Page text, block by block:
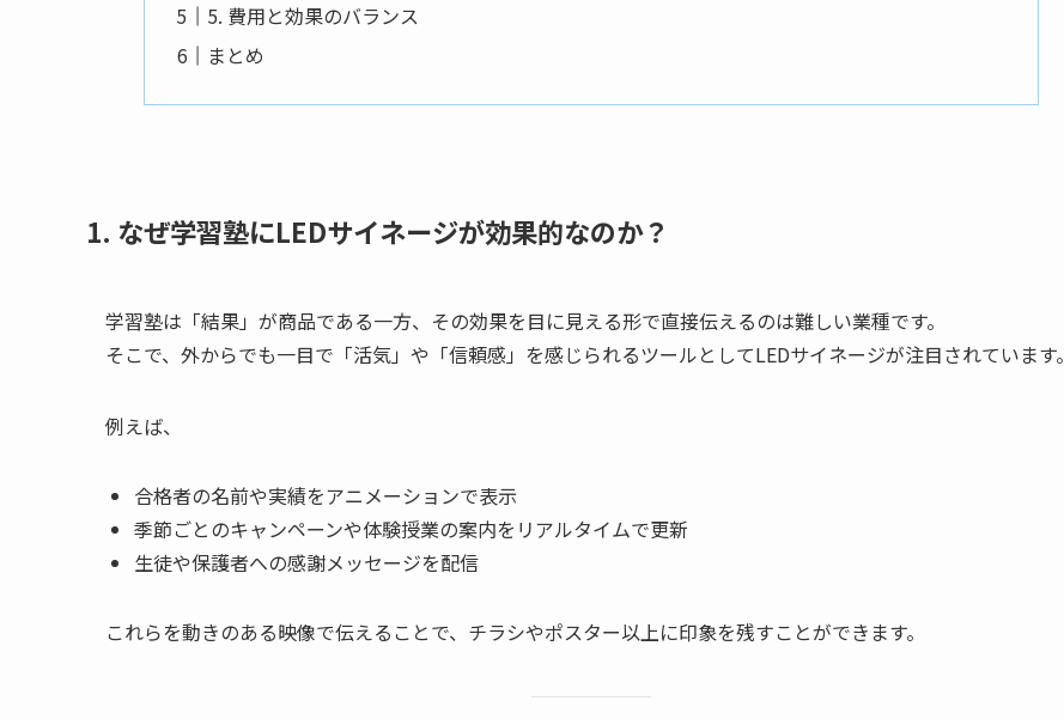
5. 費用と効果のバランス
まとめ
1. なぜ学習塾にLEDサイネージが効果的なのか？
学習塾は「結果」が商品である一方、その効果を目に見える形で直接伝えるのは難しい業種です。
そこで、外からでも一目で「活気」や「信頼感」を感じられるツールとしてLEDサイネージが注目されています。
例えば、
合格者の名前や実績をアニメーションで表示
季節ごとのキャンペーンや体験授業の案内をリアルタイムで更新
生徒や保護者への感謝メッセージを配信
これらを動きのある映像で伝えることで、チラシやポスター以上に印象を残すことができます。